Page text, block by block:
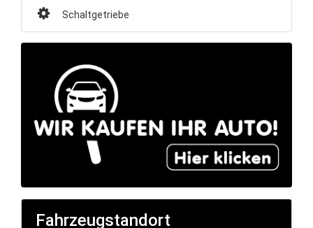
Schaltgetriebe
Fahrzeugstandort